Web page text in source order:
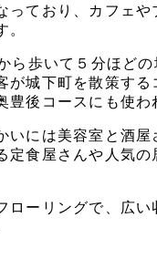
っており、カフェや
。
ら歩いて５分ほど
が城下町を散策する
豊後コースにも使わ
いには美容室と酒屋
定食屋さんや人気の
ローリングで、広